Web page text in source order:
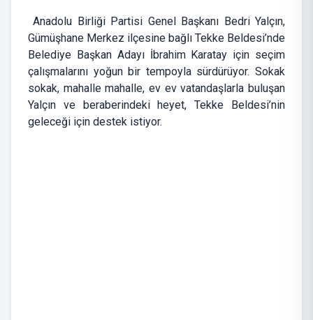
Anadolu Birliği Partisi Genel Başkanı Bedri Yalçın,
Gümüşhane Merkez ilçesine bağlı Tekke Beldesi’nde
Belediye Başkan Adayı İbrahim Karatay için seçim
çalışmalarını yoğun bir tempoyla sürdürüyor. Sokak
sokak, mahalle mahalle, ev ev vatandaşlarla buluşan
Yalçın ve beraberindeki heyet, Tekke Beldesi’nin
geleceği için destek istiyor.